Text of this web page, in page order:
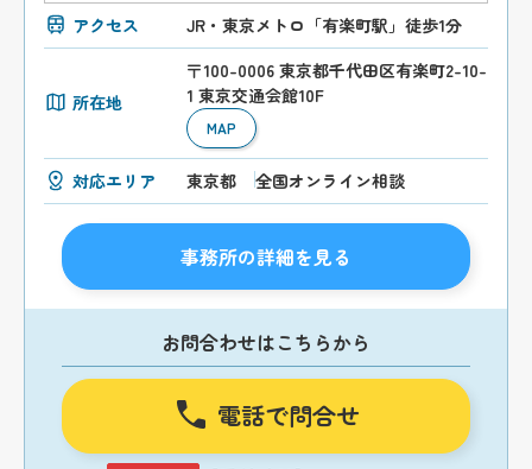
アクセス JR・東京メトロ「有楽町駅」徒歩1分
所在地
〒100-0006 東京都千代田区有楽町2-10-
1 東京交通会館10F
MAP
対応エリア 東京都 全国オンライン相談
事務所の詳細を見る
お問合わせはこちらから
電話で問合せ